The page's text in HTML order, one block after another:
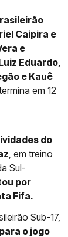
Caipira e
e
Eduardo,
e Kauê
em 12
do
, em treino
Sul-
por
Fifa.
Sub-17,
o jogo